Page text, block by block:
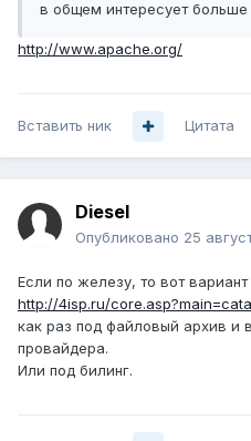
в общем интересует больше
http://www.apache.org/
Вставить ник Цитата
Diesel
Опубликовано 25
Если по железу, то вот вариант
http://4isp.ru/
как раз под файловый архив и
провайдера.
Или под билинг.